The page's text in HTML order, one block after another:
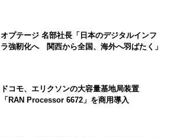
オプテージ 名部社長「日本のデジタルインフ
ラ強靭化へ 関西から全国、海外へ羽ばたく」
ドコモ、エリクソンの大容量基地局装置
「RAN Processor 6672」を商用導入